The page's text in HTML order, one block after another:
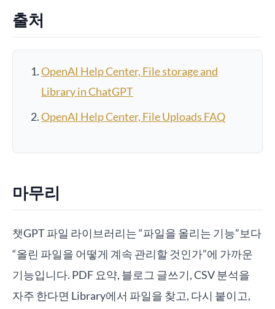
출처
OpenAI Help Center, File storage and
Library in ChatGPT
OpenAI Help Center, File Uploads FAQ
마무리
챗GPT 파일 라이브러리는 “파일을 올리는 기능”보다
“올린 파일을 어떻게 계속 관리할 것인가”에 가까운
기능입니다. PDF 요약, 블로그 글쓰기, CSV 분석을
자주 한다면 Library에서 파일을 찾고, 다시 붙이고,